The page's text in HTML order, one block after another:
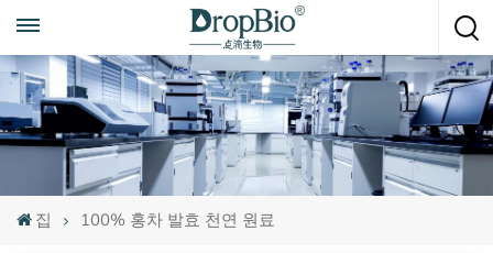
언제든지 전화하세요
+86 15951008670
집 100% 홍차 발효 천연 원료